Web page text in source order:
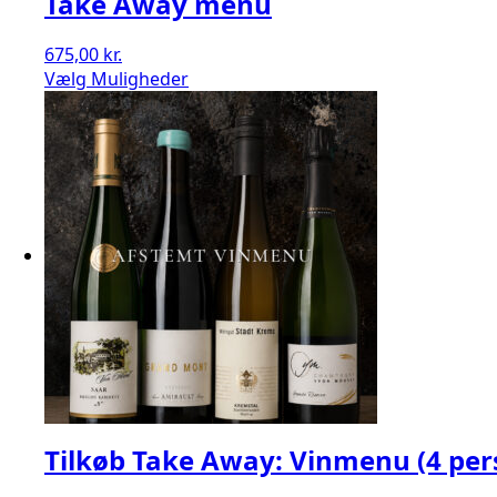
675,00 kr.
Vælg Muligheder
Tilkøb Take Away: Vinmenu (4